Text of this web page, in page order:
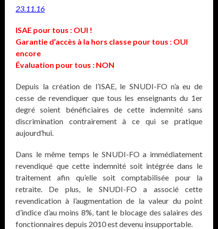
23.11.16
ISAE pour tous : OUI !
Garantie d’accès à la hors classe pour tous : OUI
encore
Évaluation pour tous : NON
Depuis la création de l’ISAE, le SNUDI-FO n’a eu de
cesse de revendiquer que tous les enseignants du 1er
degré soient bénéficiaires de cette indemnité sans
discrimination contrairement à ce qui se pratique
aujourd’hui.
Dans le même temps le SNUDI-FO a immédiatement
revendiqué que cette indemnité soit intégrée dans le
traitement afin qu’elle soit comptabilisée pour la
retraite. De plus, le SNUDI-FO a associé cette
revendication à l’augmentation de la valeur du point
d’indice d’au moins 8%, tant le blocage des salaires des
fonctionnaires depuis 2010 est devenu insupportable.